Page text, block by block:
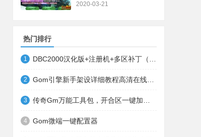
2020-03-21
热门排行
1
2
3
4 Gom微端一键配置器